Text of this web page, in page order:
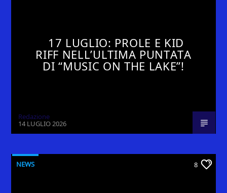
17 LUGLIO: PROLE E KID
RIFF NELL’ULTIMA PUNTATA
DI “MUSIC ON THE LAKE”!
Redazione
14 LUGLIO 2026
NEWS 8